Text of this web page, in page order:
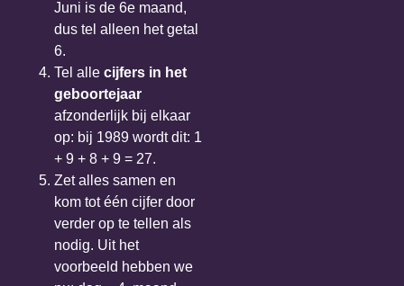
Juni is de 6e maand,
dus tel alleen het getal
6.
Tel alle cijfers in het
geboortejaar
afzonderlijk bij elkaar
op: bij 1989 wordt dit: 1
+ 9 + 8 + 9 = 27.
Zet alles samen en
kom tot één cijfer door
verder op te tellen als
nodig. Uit het
voorbeeld hebben we